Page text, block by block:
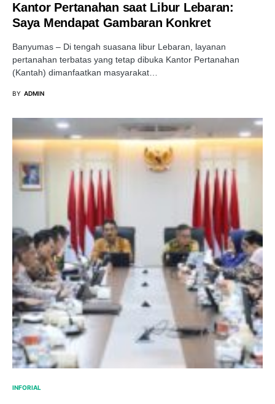
Kantor Pertanahan saat Libur Lebaran:
Saya Mendapat Gambaran Konkret
Banyumas – Di tengah suasana libur Lebaran, layanan
pertanahan terbatas yang tetap dibuka Kantor Pertanahan
(Kantah) dimanfaatkan masyarakat…
BY ADMIN
INFORIAL